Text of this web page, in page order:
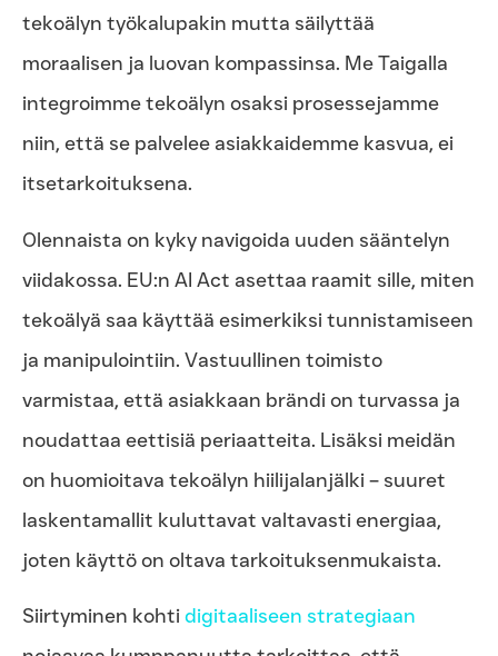
tekoälyn työkalupakin mutta säilyttää
moraalisen ja luovan kompassinsa. Me Taigalla
integroimme tekoälyn osaksi prosessejamme
niin, että se palvelee asiakkaidemme kasvua, ei
itsetarkoituksena.
Olennaista on kyky navigoida uuden sääntelyn
viidakossa. EU:n AI Act asettaa raamit sille, miten
tekoälyä saa käyttää esimerkiksi tunnistamiseen
ja manipulointiin. Vastuullinen toimisto
varmistaa, että asiakkaan brändi on turvassa ja
noudattaa eettisiä periaatteita. Lisäksi meidän
on huomioitava tekoälyn hiilijalanjälki – suuret
laskentamallit kuluttavat valtavasti energiaa,
joten käyttö on oltava tarkoituksenmukaista.
Siirtyminen kohtidigitaaliseen strategiaan